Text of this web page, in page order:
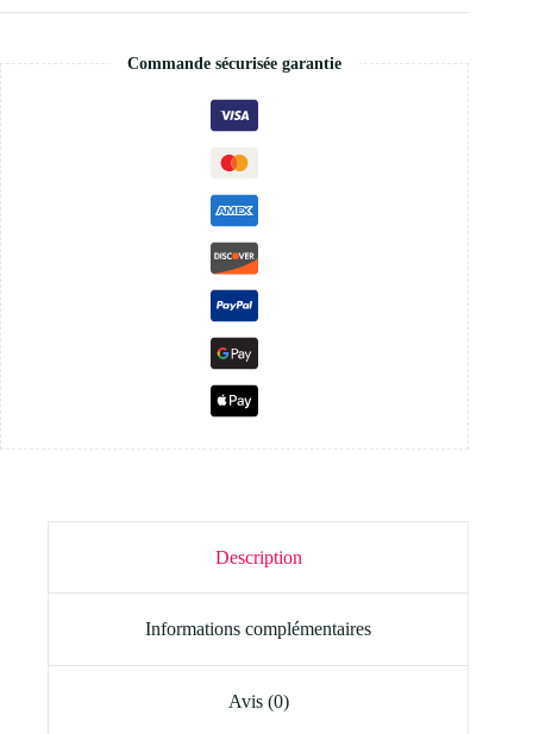
Commande sécurisée garantie
Description
Informations complémentaires
Avis (0)